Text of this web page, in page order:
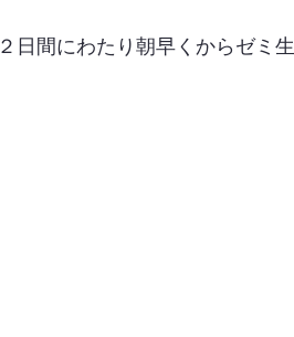
２日間にわたり朝早くからゼミ